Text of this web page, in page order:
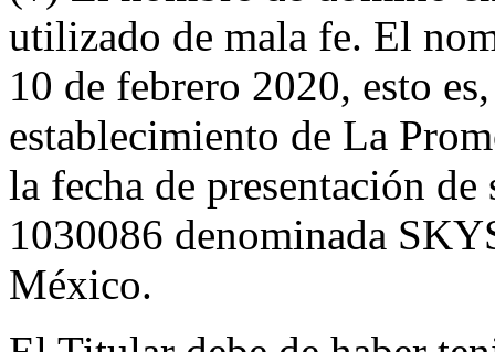
utilizado de mala fe. El
10 de febrero 2020, esto
establecimiento de La
la fecha de presentación
1030086 denominada
México.